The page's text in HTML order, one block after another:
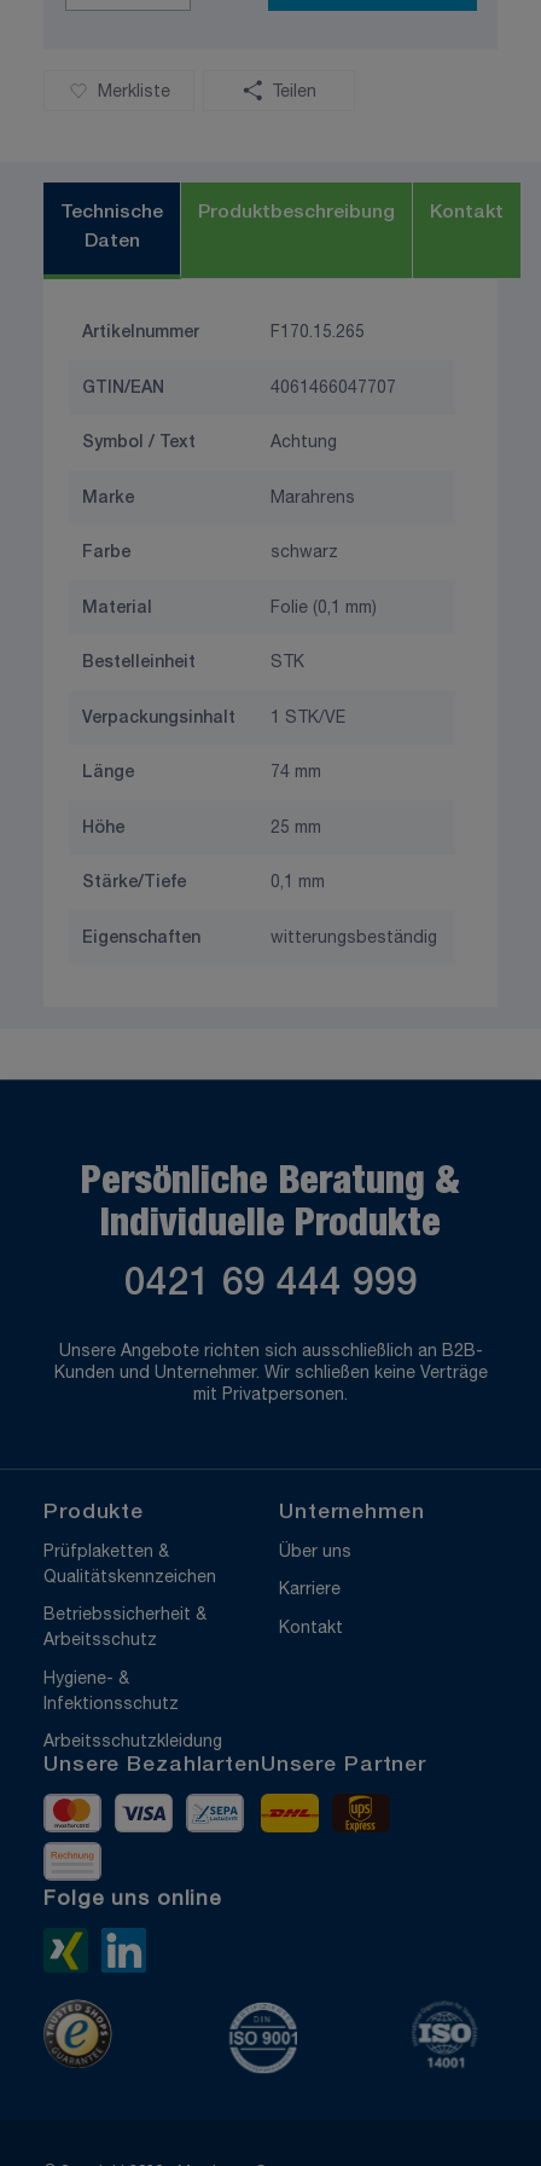
Merkliste Teilen
Technische
Daten
Produktbeschreibung Kontakt
Artikelnummer F170.15.265
GTIN/EAN 4061466047707
Symbol / Text Achtung
Marke Marahrens
Farbe schwarz
Material Folie (0,1 mm)
Bestelleinheit STK
Verpackungsinhalt 1 STK/VE
Länge 74 mm
Höhe 25 mm
Stärke/Tiefe 0,1 mm
Eigenschaften witterungsbeständig
Persönliche Beratung &
Individuelle Produkte
0421 69 444 999
Unsere Angebote richten sich ausschließlich an B2B-
Kunden und Unternehmer. Wir schließen keine Verträge
mit Privatpersonen.
Produkte
Prüfplaketten &
Qualitätskennzeichen
Betriebssicherheit &
Arbeitsschutz
Hygiene- &
Infektionsschutz
Arbeitsschutzkleidung
Unternehmen
Über uns
Karriere
Kontakt
Unsere Bezahlarten
MastercardVisa Vorkasse
Rechnung
Unsere Partner
DHL
Folge uns online
Xing>
ISO 9001 zertifiziert